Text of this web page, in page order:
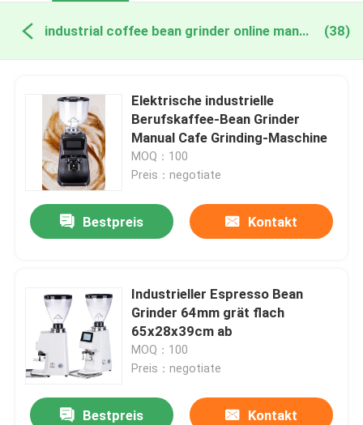
industrial coffee bean grinder online manufacture (38)
Elektrische industrielle
Berufskaffee-Bean Grinder
Manual Cafe Grinding-Maschine
MOQ：100
Preis：negotiate
Bestpreis Kontakt
Industrieller Espresso Bean
Grinder 64mm grät flach
65x28x39cm ab
MOQ：100
Preis：negotiate
Bestpreis Kontakt